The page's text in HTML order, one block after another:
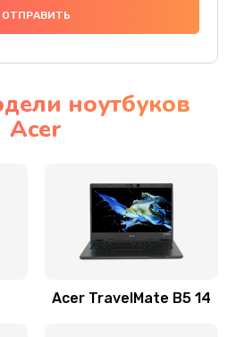
подсветки
BIOS
видеочипа
Заказать
ноутбуков
Acer
Acer TravelMate B5 14